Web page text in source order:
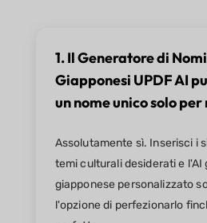
1. Il Generatore di Nomi
Giapponesi UPDF AI
un nome unico solo per
Assolutamente sì. Inserisci i
temi culturali desiderati e l'AI
giapponese personalizzato
l'opzione di perfezionarlo